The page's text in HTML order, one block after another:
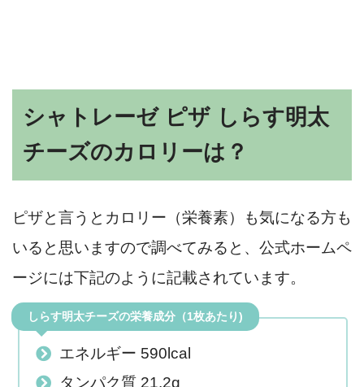
シャトレーゼ ピザ しらす明太
チーズのカロリーは？
ピザと言うとカロリー（栄養素）も気になる方も
いると思いますので調べてみると、公式ホームペ
ージには下記のように記載されています。
しらす明太チーズの栄養成分（1枚あたり)
エネルギー 590lcal
タンパク質 21.2g